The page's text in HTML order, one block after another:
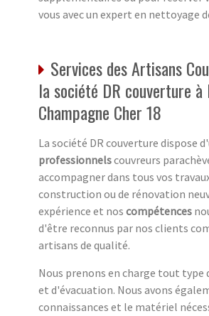
vous avec un expert en nettoyage
Services des Artisans
la société DR couverture à
Champagne Cher 18
La société DR couverture dispose
professionnelscouvreurs
accompagner dans tous vos
construction ou de rénovation
expérience et nos compétences
d'être reconnus par nos clients
artisans de qualité.
Nous prenons en charge tout type
et d'évacuation. Nous avons
connaissances et le matériel